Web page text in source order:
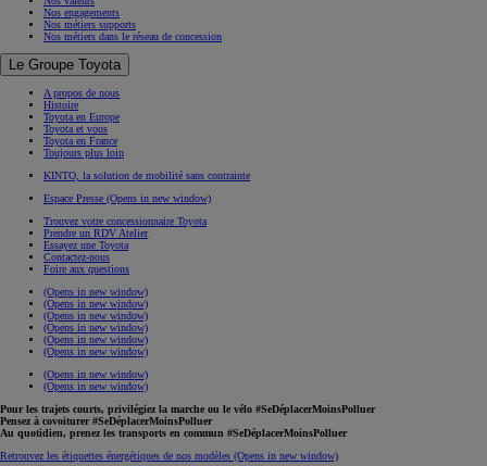
Nos engagements
Nos métiers supports
Nos métiers dans le réseau de concession
Le Groupe Toyota
A propos de nous
Histoire
Toyota en Europe
Toyota et vous
Toyota en France
Toujours plus loin
KINTO, la solution de mobilité sans contrainte
Espace Presse (Opens in new window)
Trouvez votre concessionnaire Toyota
Prendre un RDV Atelier
Essayez une Toyota
Contactez-nous
Foire aux questions
(Opens in new window)
(Opens in new window)
(Opens in new window)
(Opens in new window)
(Opens in new window)
(Opens in new window)
(Opens in new window)
(Opens in new window)
Pour les trajets courts, privilégiez la marche ou le vélo #SeDéplacerMoinsPolluer
Pensez à covoiturer #SeDéplacerMoinsPolluer
Au quotidien, prenez les transports en commun #SeDéplacerMoinsPolluer
Retrouvez les étiquettes énergétiques de nos modèles (Opens in new window)